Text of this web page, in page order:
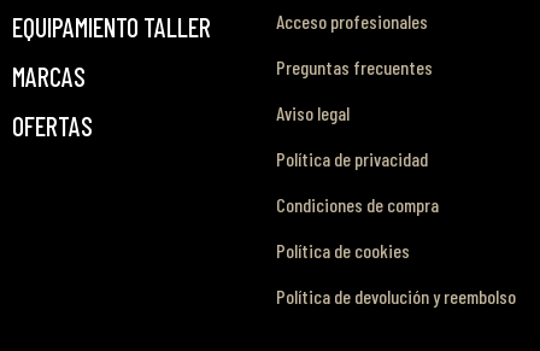
EQUIPAMIENTO TALLER
MARCAS
OFERTAS
Acceso profesionales
Preguntas frecuentes
Aviso legal
Política de privacidad
Condiciones de compra
Política de cookies
Política de devolución y reembolso